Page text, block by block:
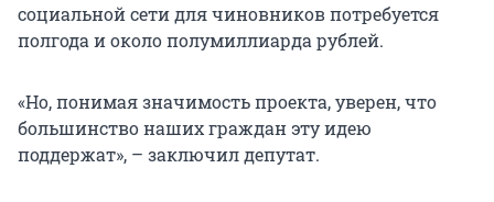
социальной сети для чиновников потребуется
полгода и около полумиллиарда рублей.
«Но, понимая значимость проекта, уверен, что
большинство наших граждан эту идею
поддержат», – заключил депутат.